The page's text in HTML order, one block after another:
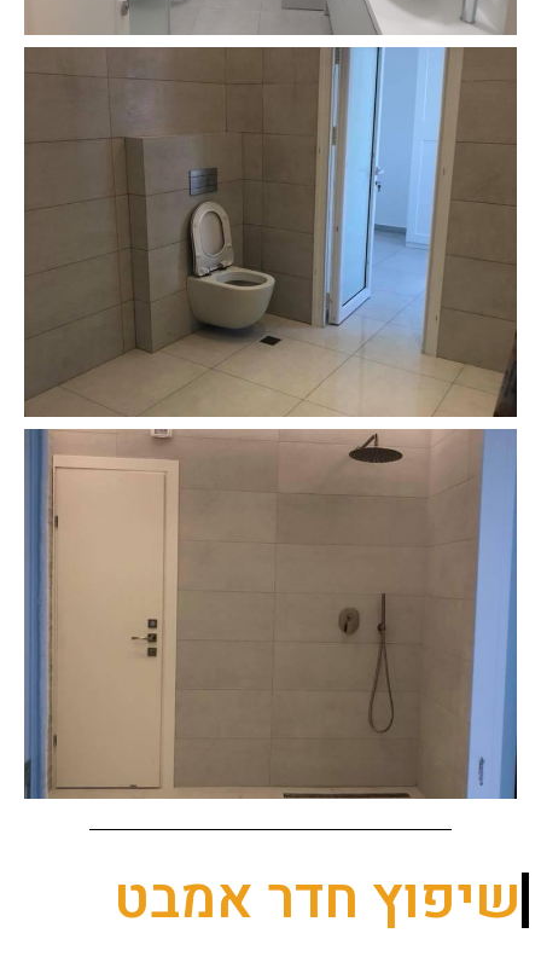
שיפוץ חדר אמבט